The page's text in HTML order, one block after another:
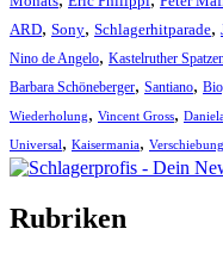
ARD, Sony, Schlagerhitparade,
Nino de Angelo, Kastelruther
Barbara Schöneberger, Santiano,
Wiederholung, Vincent Gross,
Universal, Kaisermania, Verschiebung
Rubriken